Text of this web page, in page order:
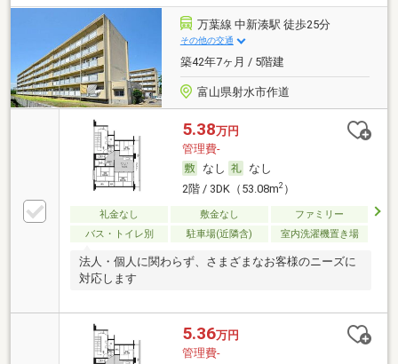
万葉線 中新湊駅 徒歩25分
その他の交通
築42年7ヶ月 / 5階建
富山県射水市作道
5.38万円
管理費-
なし
なし
2階 / 3DK（53.08m2）
礼金なし 敷金なし
ファミリー
バス・トイレ別
駐車場(近隣含) 室内洗濯機置き場
法人・個人に関わらず、さまざまなお客様のニーズに
対応します
5.36万円
管理費-